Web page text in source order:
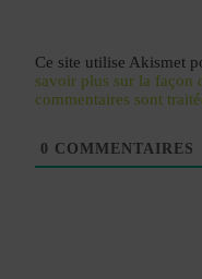
Ce site utilise Akismet
savoir plus sur la façon
commentaires sont
0 COMMENTAIRES